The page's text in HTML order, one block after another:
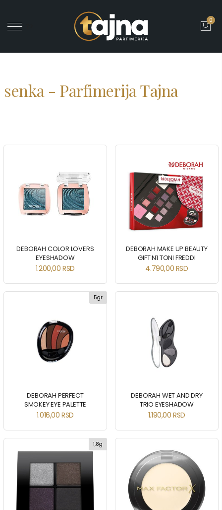
0
senka - Parfimerija Tajna
DEBORAH COLOR LOVERS
EYESHADOW
1.200,00RSD
DEBORAH MAKE UP BEAUTY
GIFT N1 TONI FREDDI
4.790,00 RSD
5gr
DEBORAH PERFECT
SMOKEY EYE PALETTE
1.016,00RSD
DEBORAH WET AND DRY
TRIO EYESHADOW
1.190,00RSD
1,8g